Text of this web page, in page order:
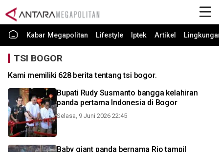
Kabar Megapolitan Lifestyle Iptek Artikel
TSI BOGOR
Kami memiliki 628 berita tentang tsi bogor.
Bupati Rudy Susmanto bangga kelahiran
panda pertama Indonesia di Bogor
Selasa, 9 Juni 2026 22:45
Baby giant panda bernama Rio tampil